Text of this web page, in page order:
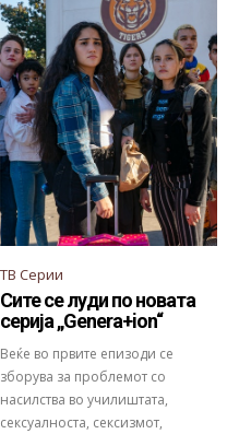
ТВ Серии
Сите се луди по новата
серија „Genera+ion“
Веќе во првите епизоди се
зборува за проблемот со
насилства во училиштата,
сексуалноста, сексизмот,